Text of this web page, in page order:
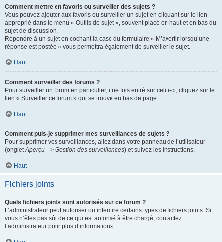
Comment mettre en favoris ou surveiller des sujets ?
Vous pouvez ajouter aux favoris ou surveiller un sujet en cliquant sur le lien
approprié dans le menu « Outils de sujet », souvent placé en haut et en bas du
sujet de discussion.
Répondre à un sujet en cochant la case du formulaire « M’avertir lorsqu’une
réponse est postée » vous permettra également de surveiller le sujet.
Haut
Comment surveiller des forums ?
Pour surveiller un forum en particulier, une fois entré sur celui-ci, cliquez sur le
lien « Surveiller ce forum » qui se trouve en bas de page.
Haut
Comment puis-je supprimer mes surveillances de sujets ?
Pour supprimer vos surveillances, allez dans votre panneau de l’utilisateur
(ongletAperçu --> Gestion des surveillances) et suivez les instructions.
Haut
Fichiers joints
Quels fichiers joints sont autorisés sur ce forum ?
L’administrateur peut autoriser ou interdire certains types de fichiers joints. Si
vous n’êtes pas sûr de ce qui est autorisé à être chargé, contactez
l’administrateur pour plus d’informations.